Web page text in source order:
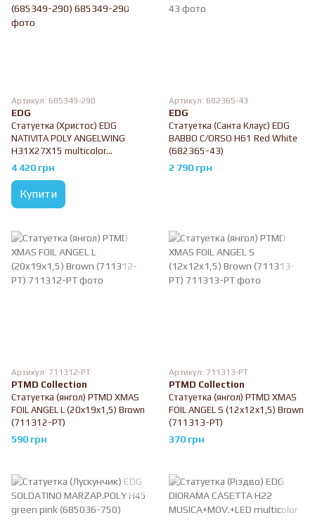
Артикул: 685349-290
EDG
Статуетка (Христос) EDG
NATIVITA POLY ANGELWING
H31X27X15 multicolor
(685349-290)
4 420 грн
Купити
Артикул: 682365-43
EDG
Статуетка (Санта Клаус) EDG
BABBO C/ORSO H61 Red White
(682365-43)
2 790 грн
Артикул: 711312-PT
PTMD Collection
Статуетка (янгол) PTMD XMAS
FOIL ANGEL L (20x19x1,5) Brown
(711312-PT)
590 грн
Артикул: 711313-PT
PTMD Collection
Статуетка (янгол) PTMD XMAS
FOIL ANGEL S (12x12x1,5) Brown
(711313-PT)
370 грн